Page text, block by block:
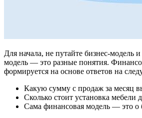
Для начала, не путайте бизнес-модель
модель — это разные понятия.
формируется на основе ответов на
Какую сумму с продаж за месяц
Сколько стоит установка мебели
Сама финансовая модель — это о